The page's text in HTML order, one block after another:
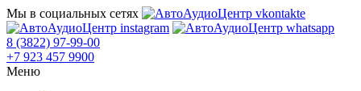
Мы в социальных сетях
8 (3822) 97-99-00
+7 923 457 9900
Меню